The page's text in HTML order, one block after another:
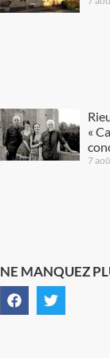
«
7
NE MANQUEZ